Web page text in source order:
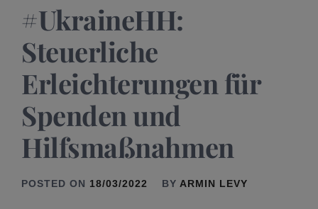
#UkraineHH:
Steuerliche
Erleichterungen für
Spenden und
Hilfsmaßnahmen
POSTED ON 18/03/2022 BY ARMIN LEVY